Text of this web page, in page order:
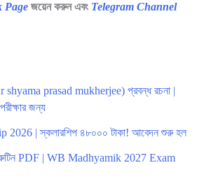
Page জয়েন করুন এবং Telegram Channel
shyama prasad mukherjee) প্রবন্ধ রচনা |
জন্য
| স্কলারশিপ ৪৮০০০ টাকা! আবেদন শুরু হল
রুটিন PDF | WB Madhyamik 2027 Exam